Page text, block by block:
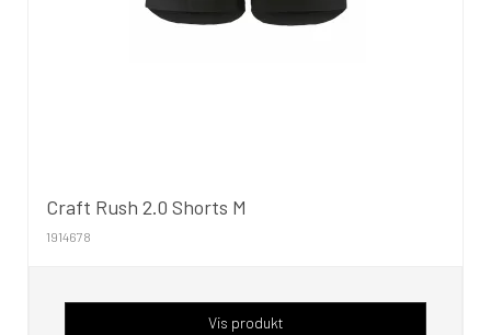
Craft Rush 2.0 Shorts M
1914678
Vis produkt